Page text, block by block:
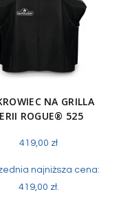
NA GRILLA
ROGUE® 525
419,00 zł
najniższa cena:
419,00 zł.